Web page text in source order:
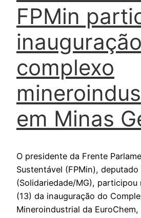
FPMin
complexo
em Minas
O presidente da Frente
Sustentável (FPMin), deputado
(Solidariedade/MG),
(13) da inauguração do
Mineroindustrial da EuroChem,